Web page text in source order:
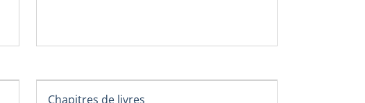
Chapitres de livres